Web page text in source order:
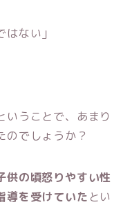
ない」
いうことで、あまり
のでしょうか？
供の頃怒りやすい性
導を受けていた とい